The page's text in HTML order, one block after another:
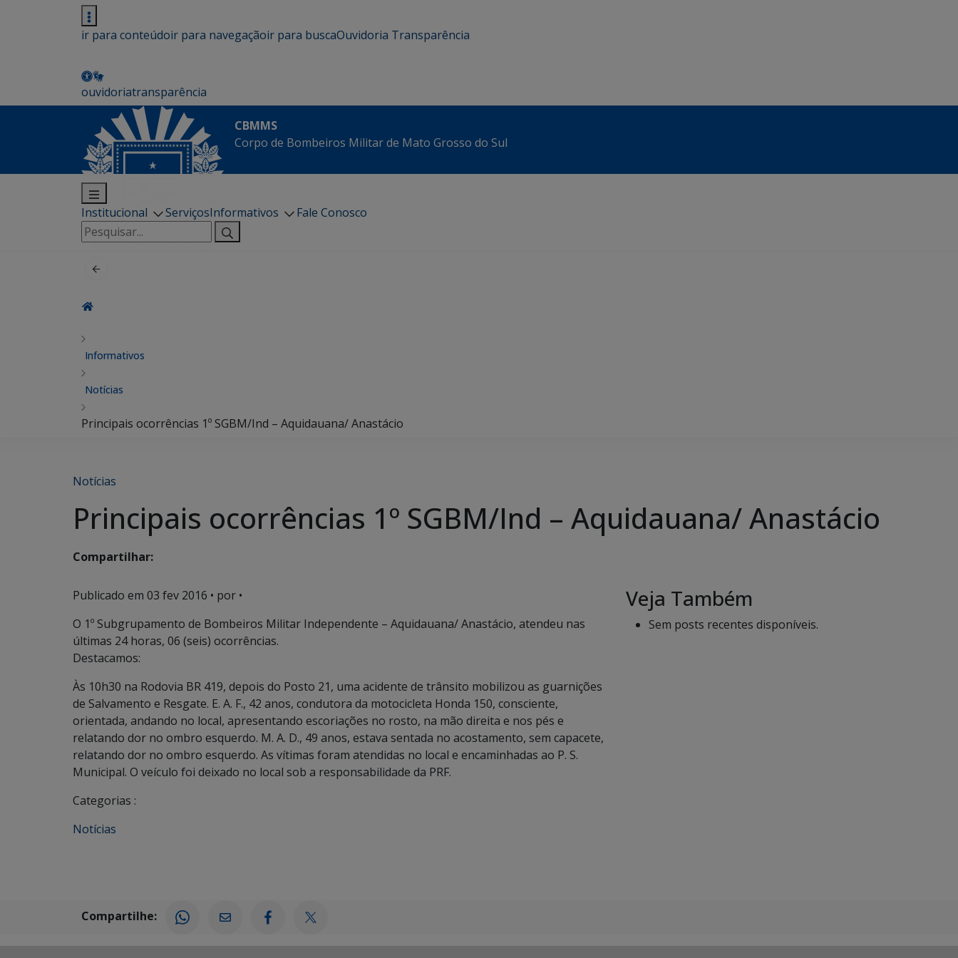
ir para conteúdoir para navegaçãoir para buscaOuvidoria Transparência
ouvidoriatransparência
CBMMS
Corpo de Bombeiros Militar de Mato Grosso do Sul
Institucional ServiçosInformativos
Fale Conosco
Pesquisar
por:
Informativos
Notícias
Principais ocorrências 1º SGBM/Ind – Aquidauana/ Anastácio
Notícias
Principais ocorrências 1º SGBM/Ind – Aquidauana/ Anastácio
Compartilhar:
Publicado em 03 fev 2016 • por •
O 1º Subgrupamento de Bombeiros Militar Independente – Aquidauana/ Anastácio, atendeu nas
últimas 24 horas, 06 (seis) ocorrências.
Destacamos:
Às 10h30 na Rodovia BR 419, depois do Posto 21, uma acidente de trânsito mobilizou as guarnições
de Salvamento e Resgate. E. A. F., 42 anos, condutora da motocicleta Honda 150, consciente,
orientada, andando no local, apresentando escoriações no rosto, na mão direita e nos pés e
relatando dor no ombro esquerdo. M. A. D., 49 anos, estava sentada no acostamento, sem capacete,
relatando dor no ombro esquerdo. As vítimas foram atendidas no local e encaminhadas ao P. S.
Municipal. O veículo foi deixado no local sob a responsabilidade da PRF.
Categorias :
Notícias
Veja Também
Sem posts recentes disponíveis.
Compartilhe: